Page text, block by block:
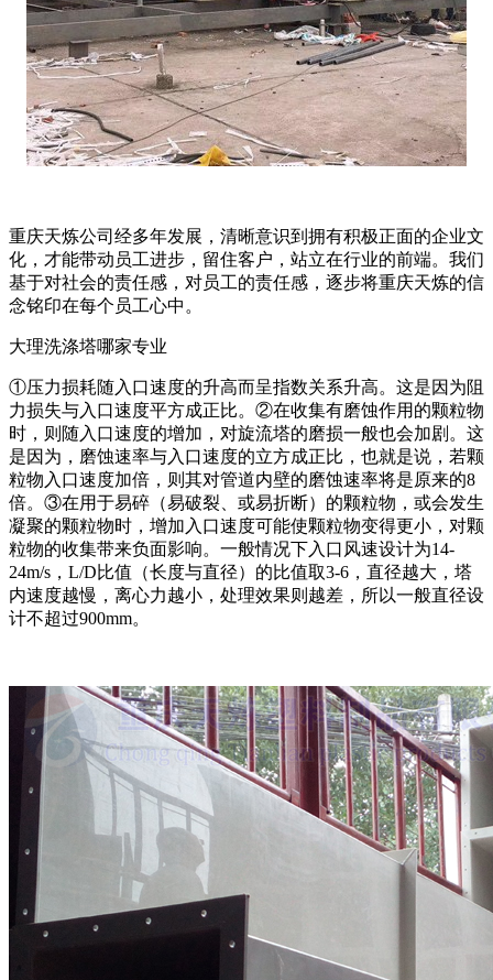
重庆天炼公司经多年发展，清晰意识到拥有积极正面的企业文
化，才能带动员工进步，留住客户，站立在行业的前端。我们
基于对社会的责任感，对员工的责任感，逐步将重庆天炼的信
念铭印在每个员工心中。
大理洗涤塔哪家专业
①压力损耗随入口速度的升高而呈指数关系升高。这是因为阻
力损失与入口速度平方成正比。②在收集有磨蚀作用的颗粒物
时，则随入口速度的增加，对旋流塔的磨损一般也会加剧。这
是因为，磨蚀速率与入口速度的立方成正比，也就是说，若颗
粒物入口速度加倍，则其对管道内壁的磨蚀速率将是原来的8
倍。③在用于易碎（易破裂、或易折断）的颗粒物，或会发生
凝聚的颗粒物时，增加入口速度可能使颗粒物变得更小，对颗
粒物的收集带来负面影响。一般情况下入口风速设计为14-
24m/s，L/D比值（长度与直径）的比值取3-6，直径越大，塔
内速度越慢，离心力越小，处理效果则越差，所以一般直径设
计不超过900mm。